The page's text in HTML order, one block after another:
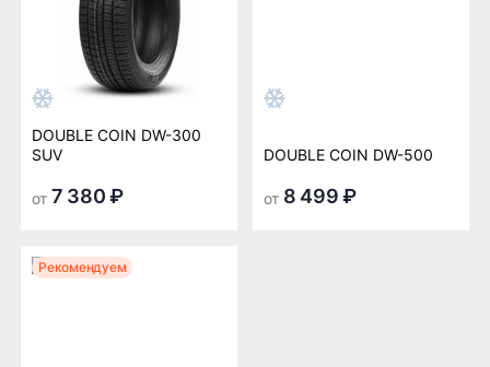
DOUBLE COIN DW-300
SUV
от 7 380 ₽
DOUBLE COIN DW-500
от 8 499 ₽
Рекомендуем